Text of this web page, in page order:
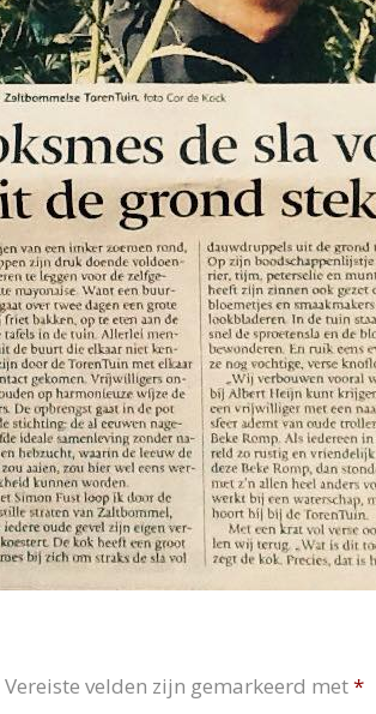
Vereiste velden zijn gemarkeerd met*